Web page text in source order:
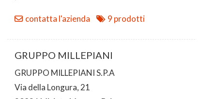
contatta l'azienda 9 prodotti
GRUPPO MILLEPIANI
GRUPPO MILLEPIANI S.P.A
Via della Longura, 21